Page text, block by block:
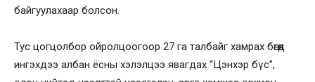
байгуулахаар болсон.
Тус цогцолбор ойролцоогоор 27 га талбайг хамрах бөгөөд
ингэхдээ албан ёсны хэлэлцээ явагдах “Цэнхэр бүс”,